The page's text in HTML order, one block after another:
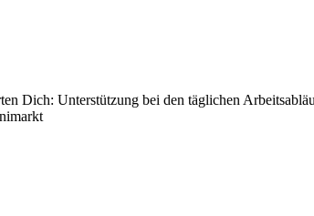
Dich: Unterstützung bei den täglichen